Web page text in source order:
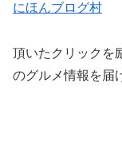
にほんブログ村
頂いたクリックを
のグルメ情報を届